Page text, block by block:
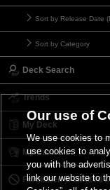
Sort by Release Date
Sort by Category
Deck Search
Trends
My Deck
My Card List
Forbidden & Limited
Our use of
We use cookies to
use cookies to
you with the
link our website to